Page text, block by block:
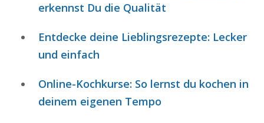
erkennst Du die Qualität
Entdecke deine Lieblingsrezepte: Lecker
und einfach
Online-Kochkurse: So lernst du kochen in
deinem eigenen Tempo